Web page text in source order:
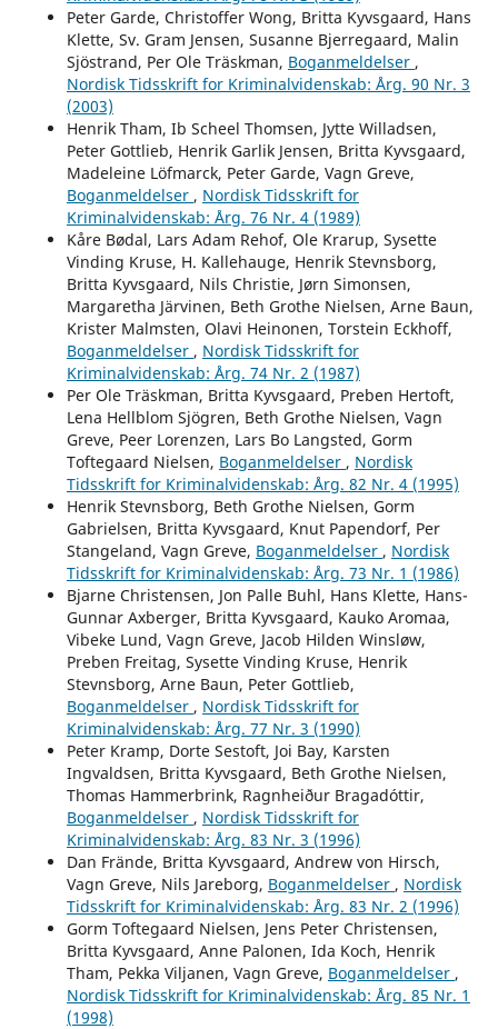
Peter Garde, Christoffer Wong, Britta Kyvsgaard, Hans
Klette, Sv. Gram Jensen, Susanne Bjerregaard, Malin
Sjöstrand, Per Ole Träskman, Boganmeldelser ,
Nordisk Tidsskrift for Kriminalvidenskab: Årg. 90 Nr. 3
(2003)
Henrik Tham, Ib Scheel Thomsen, Jytte Willadsen,
Peter Gottlieb, Henrik Garlik Jensen, Britta Kyvsgaard,
Madeleine Löfmarck, Peter Garde, Vagn Greve,
Boganmeldelser , Nordisk Tidsskrift for
Kriminalvidenskab: Årg. 76 Nr. 4 (1989)
Kåre Bødal, Lars Adam Rehof, Ole Krarup, Sysette
Vinding Kruse, H. Kallehauge, Henrik Stevnsborg,
Britta Kyvsgaard, Nils Christie, Jørn Simonsen,
Margaretha Järvinen, Beth Grothe Nielsen, Arne Baun,
Krister Malmsten, Olavi Heinonen, Torstein Eckhoff,
Boganmeldelser , Nordisk Tidsskrift for
Kriminalvidenskab: Årg. 74 Nr. 2 (1987)
Per Ole Träskman, Britta Kyvsgaard, Preben Hertoft,
Lena Hellblom Sjögren, Beth Grothe Nielsen, Vagn
Greve, Peer Lorenzen, Lars Bo Langsted, Gorm
Toftegaard Nielsen, Boganmeldelser , Nordisk
Tidsskrift for Kriminalvidenskab: Årg. 82 Nr. 4 (1995)
Henrik Stevnsborg, Beth Grothe Nielsen, Gorm
Gabrielsen, Britta Kyvsgaard, Knut Papendorf, Per
Stangeland, Vagn Greve, Boganmeldelser , Nordisk
Tidsskrift for Kriminalvidenskab: Årg. 73 Nr. 1 (1986)
Bjarne Christensen, Jon Palle Buhl, Hans Klette, Hans-
Gunnar Axberger, Britta Kyvsgaard, Kauko Aromaa,
Vibeke Lund, Vagn Greve, Jacob Hilden Winsløw,
Preben Freitag, Sysette Vinding Kruse, Henrik
Stevnsborg, Arne Baun, Peter Gottlieb,
Boganmeldelser , Nordisk Tidsskrift for
Kriminalvidenskab: Årg. 77 Nr. 3 (1990)
Peter Kramp, Dorte Sestoft, Joi Bay, Karsten
Ingvaldsen, Britta Kyvsgaard, Beth Grothe Nielsen,
Thomas Hammerbrink, Ragnheiður Bragadóttir,
Boganmeldelser , Nordisk Tidsskrift for
Kriminalvidenskab: Årg. 83 Nr. 3 (1996)
Dan Frände, Britta Kyvsgaard, Andrew von Hirsch,
Vagn Greve, Nils Jareborg, Boganmeldelser , Nordisk
Tidsskrift for Kriminalvidenskab: Årg. 83 Nr. 2 (1996)
Gorm Toftegaard Nielsen, Jens Peter Christensen,
Britta Kyvsgaard, Anne Palonen, Ida Koch, Henrik
Tham, Pekka Viljanen, Vagn Greve, Boganmeldelser ,
Nordisk Tidsskrift for Kriminalvidenskab: Årg. 85 Nr. 1
(1998)